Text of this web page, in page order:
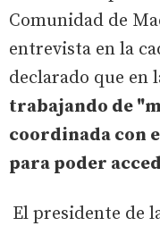
Comunidad de
entrevista en la
declarado que en
trabajando de
coordinada con
para poder
El presidente de